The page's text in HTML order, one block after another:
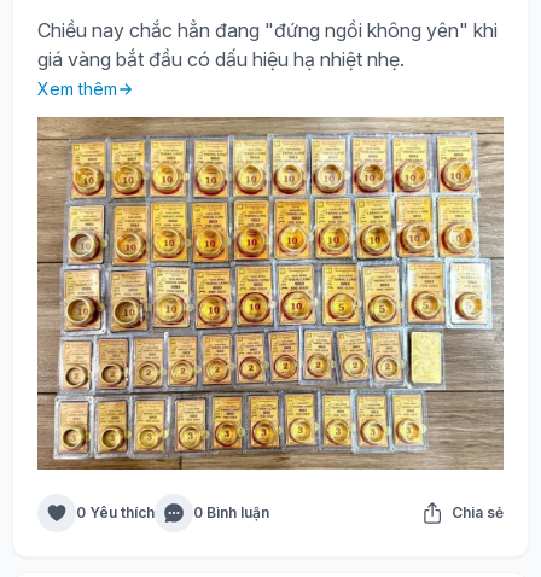
Chiều nay chắc hẳn đang "đứng ngồi không yên" khi
giá vàng bắt đầu có dấu hiệu hạ nhiệt nhẹ.
Xem thêm
0 Yêu thích 0 Bình luận Chia sẻ